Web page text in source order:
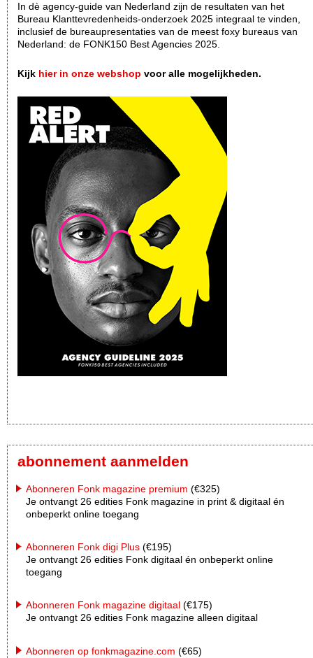
In dè agency-guide van Nederland zijn de resultaten van het
Bureau Klanttevredenheids-onderzoek 2025 integraal te vinden,
inclusief de bureaupresentaties van de meest foxy bureaus van
Nederland: de FONK150 Best Agencies 2025.
Kijk hier in onze webshop voor alle mogelijkheden.
abonnement aanmelden
Abonneren Fonk magazine premium (€325)
Je ontvangt 26 edities Fonk magazine in print & digitaal én
onbeperkt online toegang
Abonneren Fonk digi Plus (€195)
Je ontvangt 26 edities Fonk digitaal én onbeperkt online
toegang
Abonneren Fonk magazine digitaal (€175)
Je ontvangt 26 edities Fonk magazine alleen digitaal
Abonneren op fonkmagazine.com (€65)